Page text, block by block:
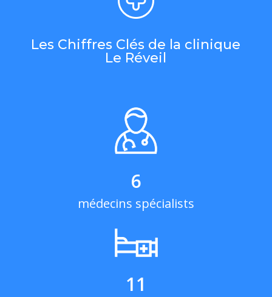
Les Chiffres Clés de la clinique
Le Réveil
6
médecins spécialists
11